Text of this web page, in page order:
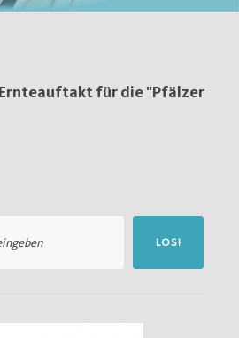
für die "Pfälzer
LOS!